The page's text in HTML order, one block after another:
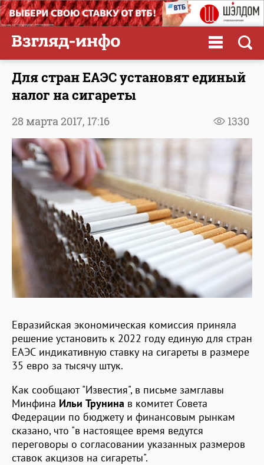
Для стран ЕАЭС установят единый
налог на сигареты
1330
28 марта 2017, 17:16
Евразийская экономическая комиссия приняла
решение установить к 2022 году единую для стран
ЕАЭС индикативную ставку на сигареты в размере
35 евро за тысячу штук.
Как сообщают "Известия", в письме замглавы
Минфина Ильи Трунина в комитет Совета
Федерации по бюджету и финансовым рынкам
сказано, что "в настоящее время ведутся
переговоры о согласовании указанных размеров
ставок акцизов на сигареты".